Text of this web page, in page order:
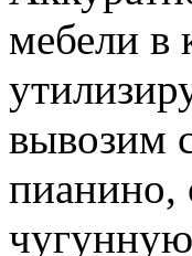
мебели в
вывозим
пианино,